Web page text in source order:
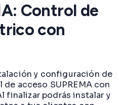
Control de
con
y configuración de
acceso SUPREMA con
finalizar podrás instalar y